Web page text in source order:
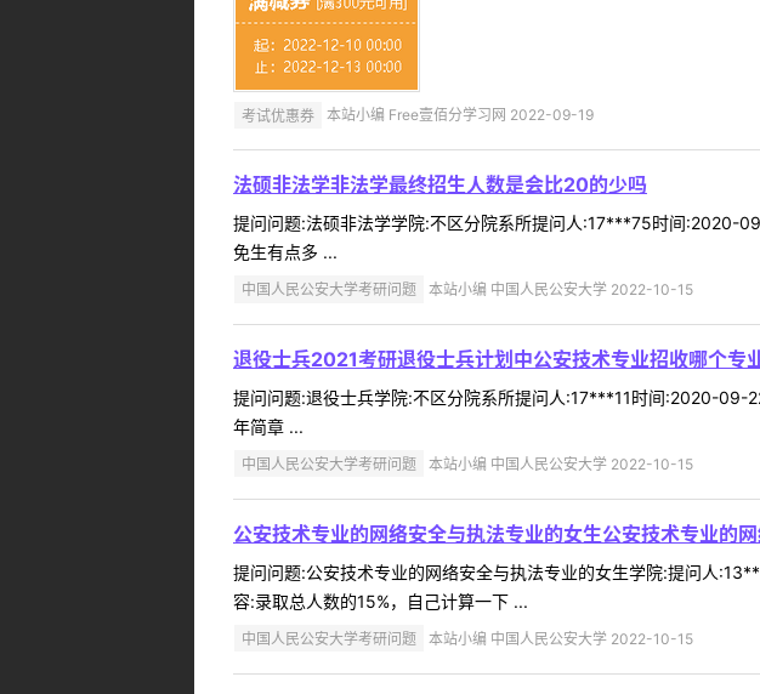
考试优惠券 本站小编 Free壹佰分学习网 2022-09-19
法硕非法学非法学最终招生人数是会比20的少吗
提问问题:法硕非法学学院:不区分院系所提问人:17***75时间:2020-
免生有点多 ...
中国人民公安大学考研问题 本站小编 中国人民公安大学 2022-10-15
退役士兵2021考研退役士兵计划中公安技术专业招收哪个专
提问问题:退役士兵学院:不区分院系所提问人:17***11时间:2020-09-
年简章 ...
中国人民公安大学考研问题 本站小编 中国人民公安大学 2022-10-15
公安技术专业的网络安全与执法专业的女生公安技术专业的
提问问题:公安技术专业的网络安全与执法专业的女生学院:提问人
容:录取总人数的15%，自己计算一下 ...
中国人民公安大学考研问题 本站小编 中国人民公安大学 2022-10-15